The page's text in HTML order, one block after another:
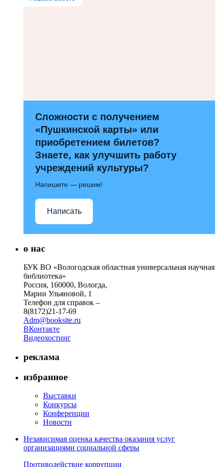
Сложности с получением
«Пушкинской карты» или
приобретением билетов?
Знаете, как улучшить работу
учреждений культуры?
Напишите — решим!
Написать
о нас
БУК ВО «Вологодская областная универсальная научная
библиотека»
Россия, 160000, Вологда,
Марии Ульяновой, 1
Телефон для справок –
8(8172)21-17-69
Adm@booksite.ru
ВКонтакте
Видеохостинг
реклама
избранное
Выставки
Конкурсы
Конференции
Новости
Независимая оценка качества оказания услуг
организациями социальной сферы
Противодействие коррупции